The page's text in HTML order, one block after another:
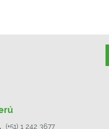
(+51) 1 242 3677